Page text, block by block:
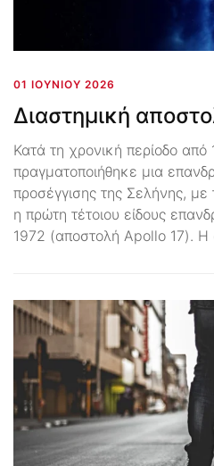
01 ΙΟΥΝΊΟΥ 2026
Διαστημική
Κατά τη χρονική περίοδο από
πραγματοποιήθηκε μια
προσέγγισης της Σελήνης,
η πρώτη τέτοιου είδους
1972 (αποστολή Apollo 17). Η